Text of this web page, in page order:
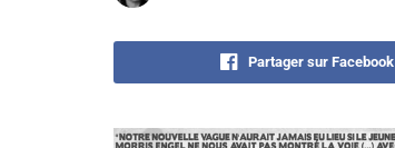
Partager sur Facebook